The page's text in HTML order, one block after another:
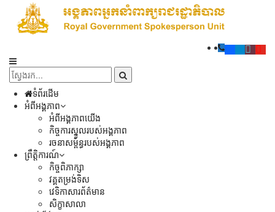
ទំព័រដើម
អំពីអង្គភាព
អំពីអង្គភាពយើង
កិច្ចការស្នូលរបស់អង្គភាព
រចនាសម្ព័ន្ធរបស់អង្គភាព
ព្រឹត្តិការណ៍
កិច្ចពិភាក្សា
វគ្គតម្រង់ទិស
វេទិកាសារព័ត៌មាន
សិក្ខាសាលា